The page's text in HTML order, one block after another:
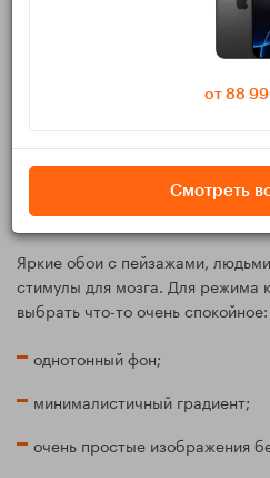
При необходимости
включите сортировку по дате,
Если вы пишете на MacBook,
складывайте туда всё, что
2.2. Меняем обои на
Яркие обои с пейзажами,
стимулы для мозга. Для режима
выбрать что-то очень спокойное:
однотонный фон;
минималистичный градиент;
очень простые изображения
от 88
Смотреть